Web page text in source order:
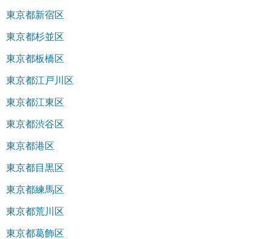
東京都新宿区
東京都杉並区
東京都板橋区
東京都江戸川区
東京都江東区
東京都渋谷区
東京都港区
東京都目黒区
東京都練馬区
東京都荒川区
東京都葛飾区